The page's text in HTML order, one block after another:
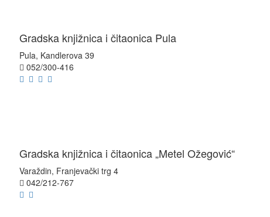
Gradska knjižnica i čitaonica Pula
Pula, Kandlerova 39
052/300-416
Gradska knjižnica i čitaonica „Metel Ožegović“
Varaždin, Franjevački trg 4
042/212-767